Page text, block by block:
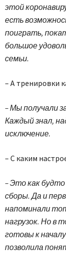
этой
есть
поиграть,
большое
семьи.
– А тренировки
– Мы получали
Каждый знал,
исключение.
– С каким
– Это как
сборы. Да и
напоминали
нагрузок. Но в
готовы к
позволила